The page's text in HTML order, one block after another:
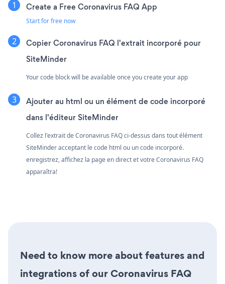
Create a Free Coronavirus FAQ App
Start for free now
Copier Coronavirus FAQ l'extrait incorporé pour
SiteMinder
Your code block will be available once you create your app
Ajouter au html ou un élément de code incorporé
dans l'éditeur SiteMinder
Collez l'extrait de Coronavirus FAQ ci-dessus dans tout élément
SiteMinder acceptant le code html ou un code incorporé.
enregistrez, affichez la page en direct et votre Coronavirus FAQ
apparaîtra!
Need to know more about features and
integrations of our Coronavirus FAQ